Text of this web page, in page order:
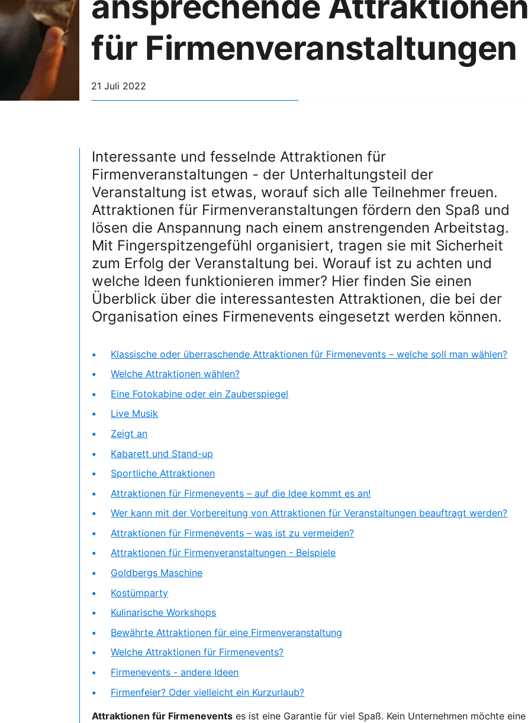
für Firmenveranstaltungen
21 Juli 2022
Interessante und fesselnde Attraktionen für
Firmenveranstaltungen - der Unterhaltungsteil der
Veranstaltung ist etwas, worauf sich alle Teilnehmer freuen.
Attraktionen für Firmenveranstaltungen fördern den Spaß und
lösen die Anspannung nach einem anstrengenden Arbeitstag.
Mit Fingerspitzengefühl organisiert, tragen sie mit Sicherheit
zum Erfolg der Veranstaltung bei. Worauf ist zu achten und
welche Ideen funktionieren immer? Hier finden Sie einen
Überblick über die interessantesten Attraktionen, die bei der
Organisation eines Firmenevents eingesetzt werden können.
Klassische oder überraschende Attraktionen für Firmenevents – welche soll man wählen?
Welche Attraktionen wählen?
Eine Fotokabine oder ein Zauberspiegel
Live Musik
Zeigt an
Kabarett und Stand-up
Sportliche Attraktionen
Attraktionen für Firmenevents – auf die Idee kommt es an!
Wer kann mit der Vorbereitung von Attraktionen für Veranstaltungen beauftragt werden?
Attraktionen für Firmenevents – was ist zu vermeiden?
Attraktionen für Firmenveranstaltungen - Beispiele
Goldbergs Maschine
Kostümparty
Kulinarische Workshops
Bewährte Attraktionen für eine Firmenveranstaltung
Welche Attraktionen für Firmenevents?
Firmenevents - andere Ideen
Firmenfeier? Oder vielleicht ein Kurzurlaub?
Attraktionen für Firmenevents es ist eine Garantie für viel Spaß. Kein Unternehmen möchte eine